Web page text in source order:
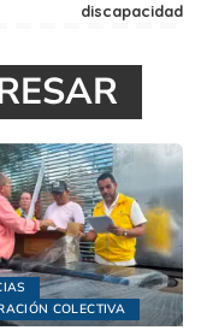
discapacidad
COLECTIVA